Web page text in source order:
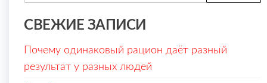
СВЕЖИЕ ЗАПИСИ
Почему одинаковый рацион даёт разный
результат у разных людей